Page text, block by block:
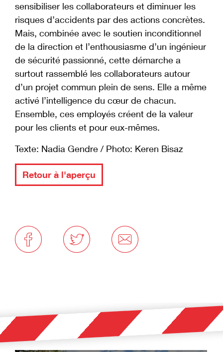
sensibiliser les collaborateurs et diminuer les
risques d’accidents par des actions concrètes.
Mais, combinée avec le soutien inconditionnel
de la direction et l’enthousiasme d’un ingénieur
de sécurité passionné, cette démarche a
surtout rassemblé les collaborateurs autour
d’un projet commun plein de sens. Elle a même
activé l’intelligence du cœur de chacun.
Ensemble, ces employés créent de la valeur
pour les clients et pour eux-mêmes.
Texte: Nadia Gendre / Photo: Keren Bisaz
Retour à l'aperçu